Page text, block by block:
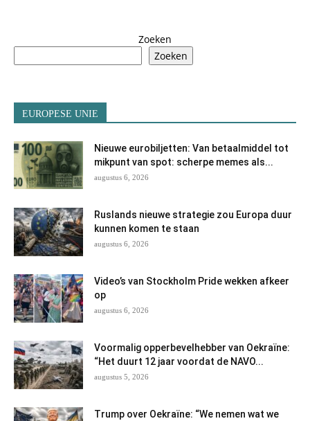
Zoeken
Zoeken
EUROPESE UNIE
Nieuwe eurobiljetten: Van betaalmiddel tot
mikpunt van spot: scherpe memes als...
augustus 6, 2026
Ruslands nieuwe strategie zou Europa duur
kunnen komen te staan
augustus 6, 2026
Video’s van Stockholm Pride wekken afkeer
op
augustus 6, 2026
Voormalig opperbevelhebber van Oekraïne:
“Het duurt 12 jaar voordat de NAVO...
augustus 5, 2026
Trump over Oekraïne: “We nemen wat we